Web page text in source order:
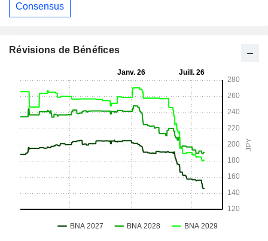
Consensus
Révisions de Bénéfices